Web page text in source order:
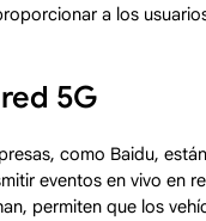
a los
5G
como Baidu,
eventos en vivo en
permiten que los